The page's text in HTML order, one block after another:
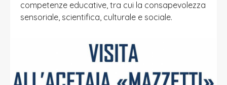
competenze educative, tra cui la consapevolezza
sensoriale, scientifica, culturale e sociale.